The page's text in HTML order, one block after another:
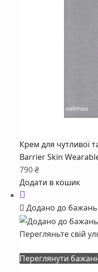
Крем для чутливої
Barrier Skin
790₴
Додати в кошик
Додано до бажань
Перегляньте свій
Переглянути